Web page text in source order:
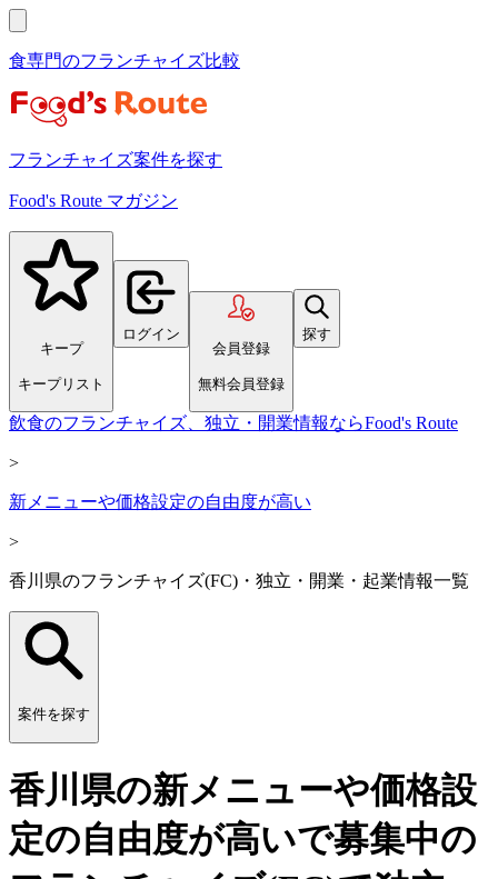
食専門のフランチャイズ比較
フランチャイズ案件を探す
Food's Route マガジン
キープ
キープリスト
ログイン
会員登録
無料会員登録
探す
飲食のフランチャイズ、独立・開業情報ならFood's Route
>
新メニューや価格設定の自由度が高い
>
香川県のフランチャイズ(FC)・独立・開業・起業情報一覧
案件を探す
香川県の新メニューや価格設
定の自由度が高いで募集中の